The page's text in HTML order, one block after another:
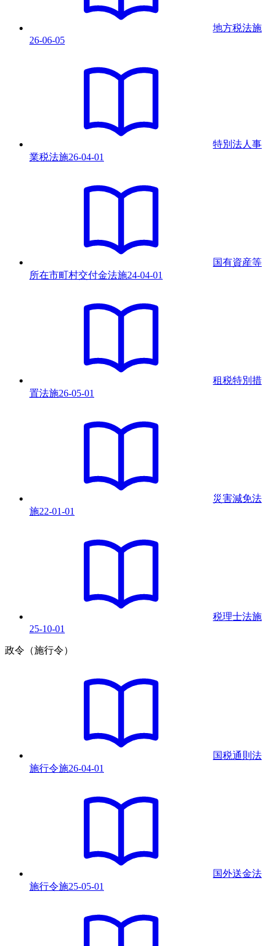
地方税法施
26-06-05
特別法人事
業税法施26-04-01
国有資産等
所在市町村交付金法施24-04-01
租税特別措
置法施26-05-01
災害減免法
施22-01-01
税理士法施
25-10-01
政令（施行令）
国税通則法
施行令施26-04-01
国外送金法
施行令施25-05-01